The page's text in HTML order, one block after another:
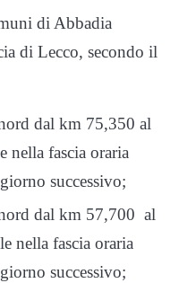
di Abbadia
di Lecco, secondo il
dal km 75,350 al
nella fascia oraria
successivo;
dal km 57,700 al
nella fascia oraria
successivo;